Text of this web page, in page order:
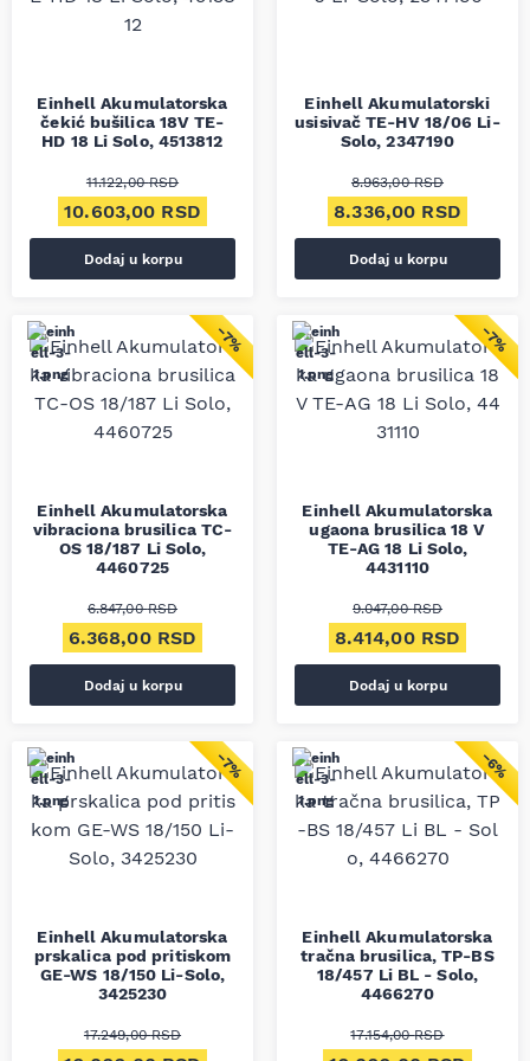
Einhell Akumulatorska
čekić bušilica 18V TE-
HD 18 Li Solo, 4513812
11.122,00RSD
Originalna cena je bila: 11.122,00 RSD.
10.603,00 RSD Trenutna cena je: 10.603,00 RSD.
Dodaj u korpu
Einhell Akumulatorski
usisivač TE-HV 18/06 Li-
Solo, 2347190
8.963,00RSD
Originalna cena je
8.336,00 RSD
Dodaj u korpu
−7%
Einhell Akumulatorska
vibraciona brusilica TC-
OS 18/187 Li Solo,
4460725
6.847,00RSD
Originalna cena je bila: 6.847,00 RSD.
6.368,00 RSD Trenutna cena je: 6.368,00 RSD.
Dodaj u korpu
−7%
Einhell Akumulatorska
ugaona brusilica 18 V
TE-AG 18 Li Solo,
4431110
9.047,00RSD
Originalna cena je
8.414,00 RSD
Dodaj u korpu
−7%
Einhell Akumulatorska
prskalica pod pritiskom
GE-WS 18/150 Li-Solo,
3425230
17.249,00RSD
−6%
Einhell Akumulatorska
tračna brusilica, TP-BS
18/457 Li BL - Solo,
4466270
17.154,00RSD